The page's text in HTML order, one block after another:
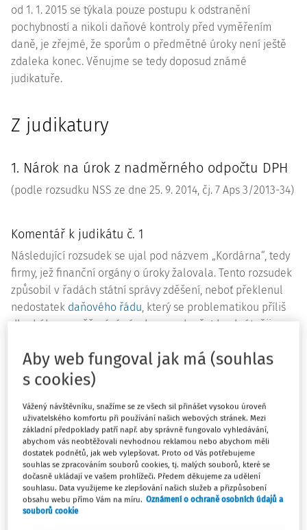
od 1. 1. 2015 se týkala pouze postupu k odstranění
pochybností a nikoli daňové kontroly před vyměřením
daně, je zřejmé, že sporům o předmětné úroky není ještě
zdaleka konec. Věnujme se tedy doposud známé
judikatuře.
Z judikatury
1. Nárok na úrok z nadměrného odpočtu DPH
(podle rozsudku NSS ze dne 25. 9. 2014, čj. 7 Aps 3/2013-34)
Komentář k judikátu č. 1
Následující rozsudek se ujal pod názvem „Kordárna“, tedy
firmy, jež finanční orgány o úroky žalovala. Tento rozsudek
způsobil v řadách státní správy zděšení, neboť překlenul
nedostatek daňového řádu, který se problematikou příliš
dlouhého prověřování nároku na odpočet konkrétněji
k názoru, že jestliže postup k odstranění pochybností trvá
déle než tři měsíce, má daňový subjekt nárok na úrok 14 %
jej odmítala několik let plošně aplikovat a její odpor byl
silný do té míry, že ve vyjádřeních k dalším žalobám
hovořila o tom, že Nejvyšší správní soud překračuje své
pravomoci, neboť má právo zákony pouze vykládat a nikoli
je sám vytvářet. Z jiných vyjádření byl zřejmý do té doby
nevídaný odpor vůči rozhodovací činnosti Nejvyššího
správního soudu, kdy Finanční správa tvrdila, že jeho
Aby web fungoval jak má (souhlas
s cookies)
Vážený návštěvníku, snažíme se ze všech sil přinášet vysokou úroveň
uživatelského komfortu při používání našich webových stránek. Mezi
základní předpoklady patří např. aby správně fungovalo vyhledávání,
abychom vás neobtěžovali nevhodnou reklamou nebo abychom měli
dostatek podnětů, jak web vylepšovat. Proto od Vás potřebujeme
souhlas se zpracováním souborů cookies, tj. malých souborů, které se
dočasně ukládají ve vašem prohlížeči. Předem děkujeme za udělení
souhlasu. Data využijeme ke zlepšování našich služeb a přizpůsobení
obsahu webu přímo Vám na míru. Oznámení o ochraně osobních údajů a
souborů cookie